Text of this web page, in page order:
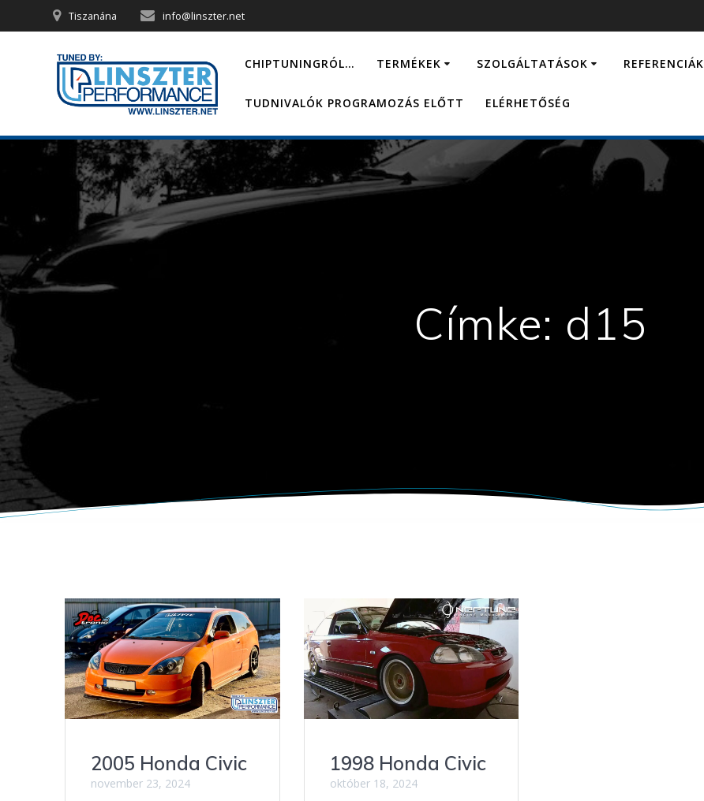
to
Tiszanána info@linszter.net
CHIPTUNINGRÓL… TERMÉKEK SZOLGÁLTATÁSOK REFERENCIÁK
TUDNIVALÓK PROGRAMOZÁS ELŐTT ELÉRHETŐSÉG
Címke: d15
2005 Honda Civic
november 23, 2024
1998 Honda Civic
október 18, 2024